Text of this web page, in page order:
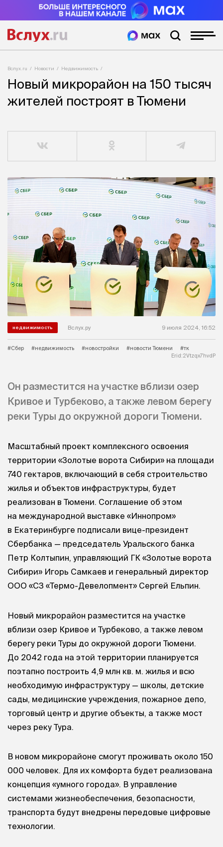
Вслух.ru Новости Недвижимость
Новый микрорайон на 150 тысяч
жителей построят в Тюмени
недвижимость Вслух.ру 9 июля 2024, 16:52
#Сбер #недвижимость #новостройки #новости Тюмени
#тк
Erid:2Vtzqx7hvdP
Он разместится на участке вблизи озер
Кривое и Турбеково, а также левом берегу
реки Туры до окружной дороги Тюмени.
Масштабный проект комплексного освоения
территории «Золотые ворота Сибири» на площади
740 гектаров, включающий в себя строительство
жилья и объектов инфраструктуры, будет
реализован в Тюмени. Соглашение об этом
на международной выставке «Иннопром»
в Екатеринбурге подписали вице-президент
Сбербанка — председатель Уральского банка
Петр Колтыпин, управляющий ГК «Золотые ворота
Сибири» Игорь Самкаев и генеральный директор
ООО «СЗ «Термо-Девелопмент» Сергей Ельпин.
Новый микрорайон разместится на участке
вблизи озер Кривое и Турбеково, а также левом
берегу реки Туры до окружной дороги Тюмени.
До 2042 года на этой территории планируется
поэтапно построить 4,9 млн кв. м. жилья и всю
необходимую инфраструктуру — школы, детские
сады, медицинские учреждения, пожарное депо,
торговый центр и другие объекты, а также мост
через реку Тура.
В новом микрорайоне смогут проживать около 150
000 человек. Для их комфорта будет реализована
концепция «умного города». В управление
системами жизнеобеспечения, безопасности,
транспорта будут внедрены передовые цифровые
технологии.